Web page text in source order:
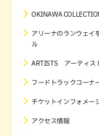
OKINAWA
アリーナのランウェイ
ル
ARTISTS アーティス
フードトラックコーナ
チケットインフォメー
アクセス情報